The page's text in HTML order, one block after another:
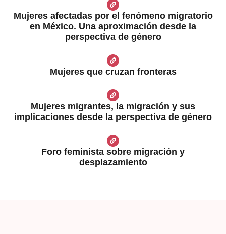
Mujeres afectadas por el fenómeno migratorio
en México. Una aproximación desde la
perspectiva de género
Mujeres que cruzan fronteras
Mujeres migrantes, la migración y sus
implicaciones desde la perspectiva de género
Foro feminista sobre migración y
desplazamiento